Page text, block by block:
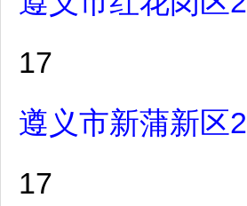
17
遵义市新蒲新区
17